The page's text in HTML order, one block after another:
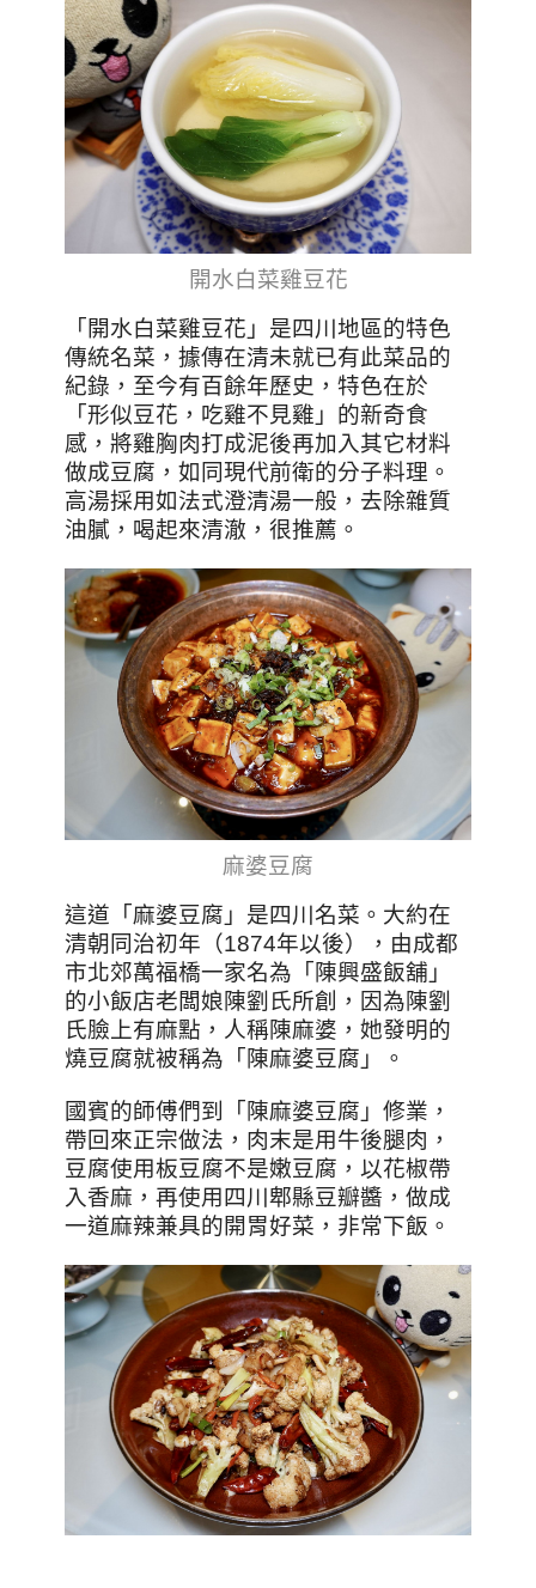
開水白菜雞豆花
「開水白菜雞豆花」是四川地區的特色
傳統名菜，據傳在清未就已有此菜品的
紀錄，至今有百餘年歷史，特色在於
「形似豆花，吃雞不見雞」的新奇食
感，將雞胸肉打成泥後再加入其它材料
做成豆腐，如同現代前衛的分子料理。
高湯採用如法式澄清湯一般，去除雜質
油膩，喝起來清澈，很推薦。
麻婆豆腐
這道「麻婆豆腐」是四川名菜。大約在
清朝同治初年（1874年以後），由成都
市北郊萬福橋一家名為「陳興盛飯舖」
的小飯店老闆娘陳劉氏所創，因為陳劉
氏臉上有麻點，人稱陳麻婆，她發明的
燒豆腐就被稱為「陳麻婆豆腐」。
國賓的師傅們到「陳麻婆豆腐」修業，
帶回來正宗做法，肉末是用牛後腿肉，
豆腐使用板豆腐不是嫩豆腐，以花椒帶
入香麻，再使用四川郫縣豆瓣醬，做成
一道麻辣兼具的開胃好菜，非常下飯。